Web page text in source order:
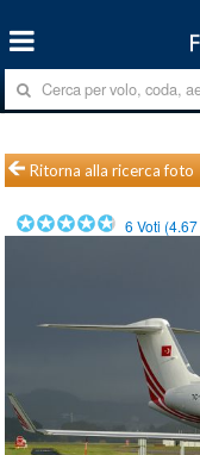
Ritorna alla ricerca foto
6 Voti (4.67